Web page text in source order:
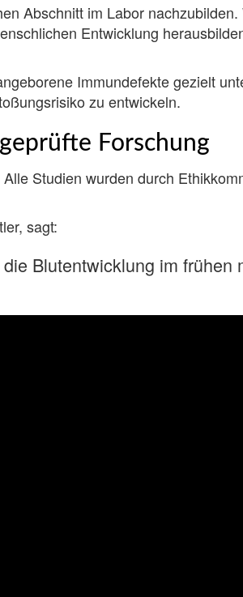
Abschnitt im Labor
Entwicklung
Immundefekte gezielt
zu entwickeln.
Forschung
Alle Studien wurden durch
sagt:
Blutentwicklung im